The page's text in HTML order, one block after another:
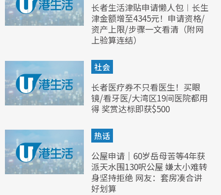
长者生活津贴申请懒人包︱长生
津金额增至4345元！申请资格/
资产上限/步骤一文看清（附网
上验算连结）
社会
长者医疗券不只看医生！买眼
镜/看牙医/大湾区19间医院都用
得 奖赏达标即获$500
热话
公屋申请｜60岁岳母苦等4年获
派天水围130呎公屋 嫌太小难转
身坚持拒绝 网友：套房凑合讲
好划算